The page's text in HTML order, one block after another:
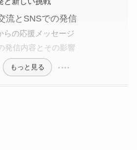
流とSNSでの発信
らの応援メッセージ
発信内容とその影響
もっと見る